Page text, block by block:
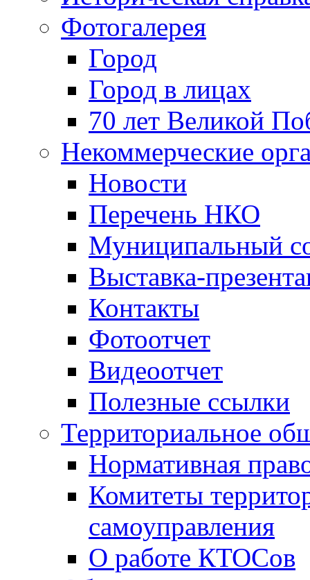
Фотогалерея
Город
Город в лицах
70 лет Великой
Некоммерческие
Новости
Перечень НКО
Муниципальный
Выставка-
Контакты
Фотоотчет
Видеоотчет
Полезные ссылки
Территориальное
Нормативная
Комитеты
самоуправления
О работе КТОСов